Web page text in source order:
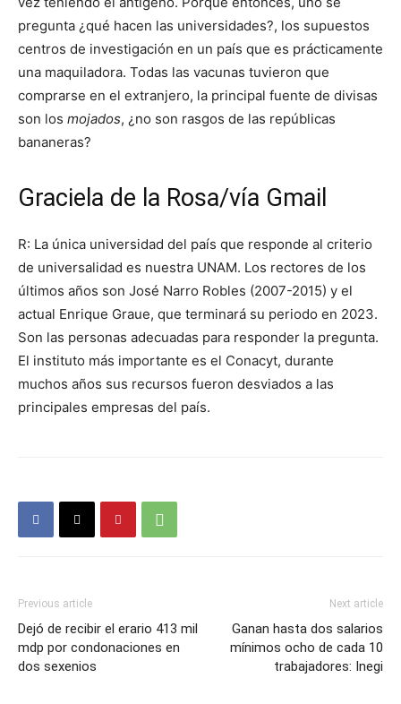
pregunta ¿qué hacen las universidades?, los supuestos
centros de investigación en un país que es prácticamente
una maquiladora. Todas las vacunas tuvieron que
comprarse en el extranjero, la principal fuente de divisas
son los mojados, ¿no son rasgos de las repúblicas
bananeras?
Graciela de la Rosa/vía Gmail
R: La única universidad del país que responde al criterio
de universalidad es nuestra UNAM. Los rectores de los
últimos años son José Narro Robles (2007-2015) y el
actual Enrique Graue, que terminará su periodo en 2023.
Son las personas adecuadas para responder la pregunta.
El instituto más importante es el Conacyt, durante
muchos años sus recursos fueron desviados a las
principales empresas del país.
Previous article
Dejó de recibir el erario 413 mil
mdp por condonaciones en
dos sexenios
Next article
Ganan hasta dos salarios
mínimos ocho de cada 10
trabajadores: Inegi